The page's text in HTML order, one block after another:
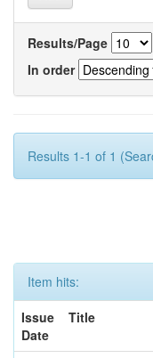
Results/Page
In order
Results 1-1 of 1
Item hits:
Issue
Date
Title